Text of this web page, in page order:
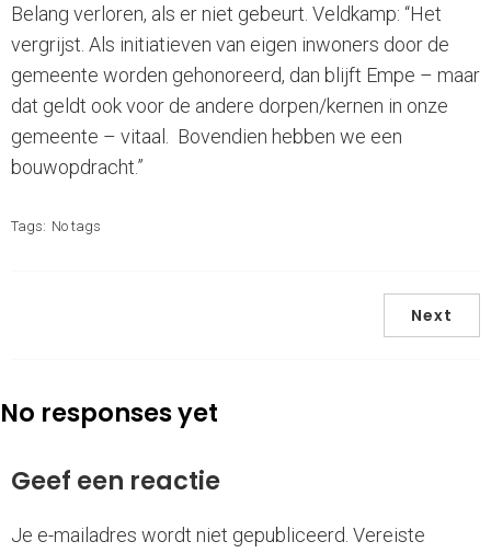
Belang verloren, als er niet gebeurt. Veldkamp: “Het
vergrijst. Als initiatieven van eigen inwoners door de
gemeente worden gehonoreerd, dan blijft Empe – maar
dat geldt ook voor de andere dorpen/kernen in onze
gemeente – vitaal. Bovendien hebben we een
bouwopdracht.”
Tags: No tags
Next
No responses yet
Geef een reactie
Je e-mailadres wordt niet gepubliceerd. Vereiste